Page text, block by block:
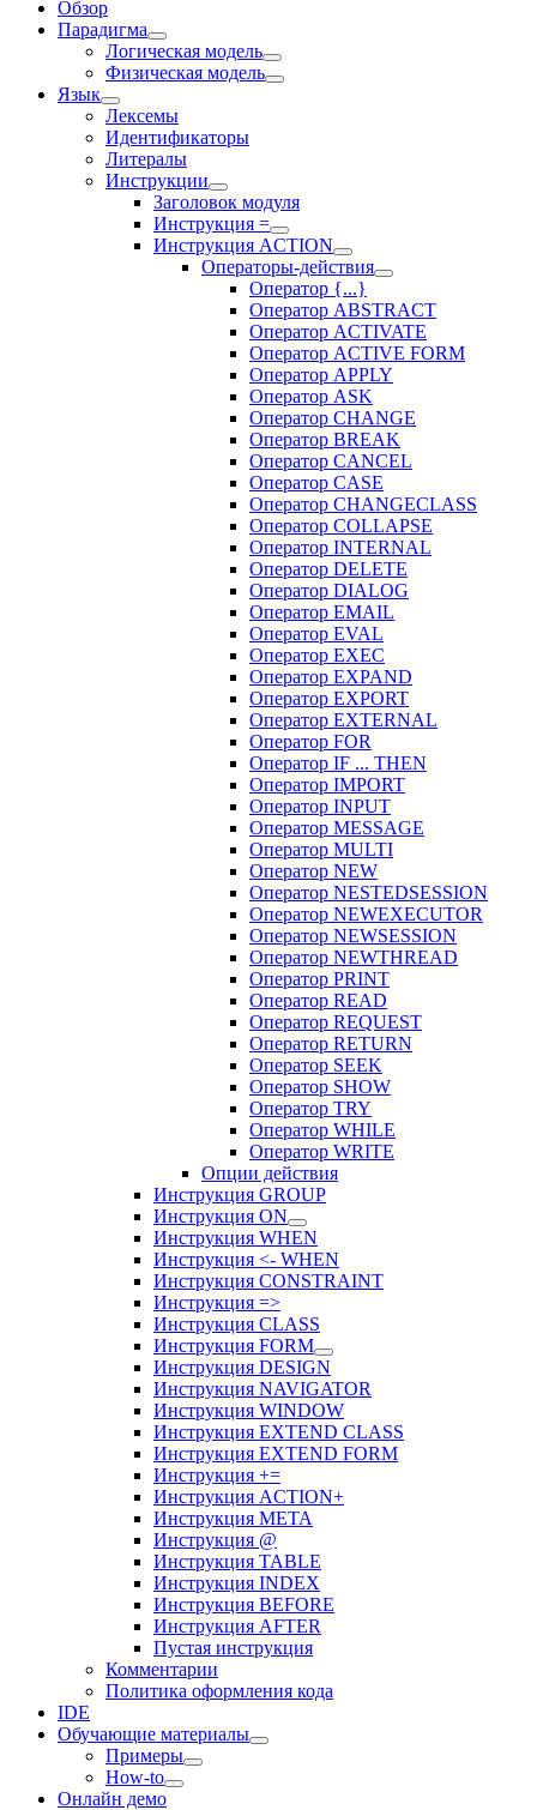
Обзор
Парадигма
Логическая модель
Физическая модель
Язык
Лексемы
Идентификаторы
Литералы
Инструкции
Заголовок модуля
Инструкция =
Инструкция ACTION
Операторы-действия
Оператор {...}
Оператор ABSTRACT
Оператор ACTIVATE
Оператор ACTIVE FORM
Оператор APPLY
Оператор ASK
Оператор CHANGE
Оператор BREAK
Оператор CANCEL
Оператор CASE
Оператор CHANGECLASS
Оператор COLLAPSE
Оператор INTERNAL
Оператор DELETE
Оператор DIALOG
Оператор EMAIL
Оператор EVAL
Оператор EXEC
Оператор EXPAND
Оператор EXPORT
Оператор EXTERNAL
Оператор FOR
Оператор IF ... THEN
Оператор IMPORT
Оператор INPUT
Оператор MESSAGE
Оператор MULTI
Оператор NEW
Оператор NESTEDSESSION
Оператор NEWEXECUTOR
Оператор NEWSESSION
Оператор NEWTHREAD
Оператор PRINT
Оператор READ
Оператор REQUEST
Оператор RETURN
Оператор SEEK
Оператор SHOW
Оператор TRY
Оператор WHILE
Оператор WRITE
Опции действия
Инструкция GROUP
Инструкция ON
Инструкция WHEN
Инструкция <- WHEN
Инструкция CONSTRAINT
Инструкция =>
Инструкция CLASS
Инструкция FORM
Инструкция DESIGN
Инструкция NAVIGATOR
Инструкция WINDOW
Инструкция EXTEND CLASS
Инструкция EXTEND FORM
Инструкция +=
Инструкция ACTION+
Инструкция META
Инструкция @
Инструкция TABLE
Инструкция INDEX
Инструкция BEFORE
Инструкция AFTER
Пустая инструкция
Комментарии
Политика оформления кода
IDE
Обучающие материалы
Примеры
How-to
Онлайн демо